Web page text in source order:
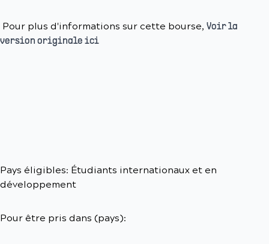
Pour plus d'informations sur cette bourse, Voir la
version originale ici
Pays éligibles: Étudiants internationaux et en
développement
Pour être pris dans (pays):